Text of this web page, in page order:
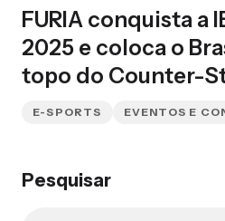
FURIA conquista a
2025 e coloca o
topo do Counter-
E-SPORTS EVENTOS E
Pesquisar